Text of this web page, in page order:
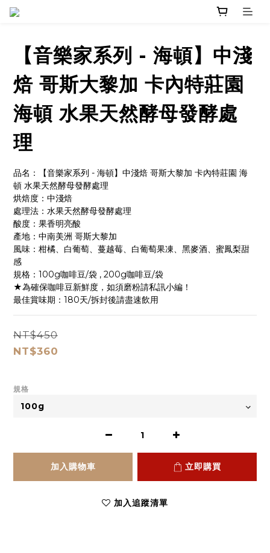
【音樂家系列 - 海頓】中淺
焙 哥斯大黎加 卡內特莊園
海頓 水果天然酵母發酵處
理
品名：【音樂家系列 - 海頓】中淺焙 哥斯大黎加 卡內特莊園 海
頓 水果天然酵母發酵處理
烘焙度：中淺焙
處理法：水果天然酵母發酵處理
酸度：果香明亮酸
產地：中南美洲 哥斯大黎加
風味：柑橘、白葡萄、蔓越莓、白葡萄果凍、黑麥酒、蜜鳳梨甜
感
規格：100g咖啡豆/袋 , 200g咖啡豆/袋
★為確保咖啡豆新鮮度，如須磨粉請私訊小編！
最佳賞味期：180天/拆封後請盡速飲用
NT$450
NT$360
規格
加入購物車 立即購買
加入追蹤清單